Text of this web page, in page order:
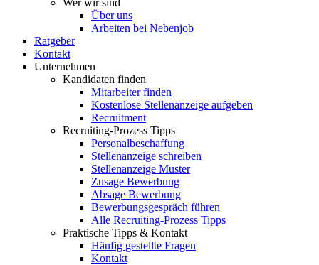
Wer wir sind
Über uns
Arbeiten bei Nebenjob
Ratgeber
Kontakt
Unternehmen
Kandidaten finden
Mitarbeiter finden
Kostenlose Stellenanzeige aufgeben
Recruitment
Recruiting-Prozess Tipps
Personalbeschaffung
Stellenanzeige schreiben
Stellenanzeige Muster
Zusage Bewerbung
Absage Bewerbung
Bewerbungsgespräch führen
Alle Recruiting-Prozess Tipps
Praktische Tipps & Kontakt
Häufig gestellte Fragen
Kontakt